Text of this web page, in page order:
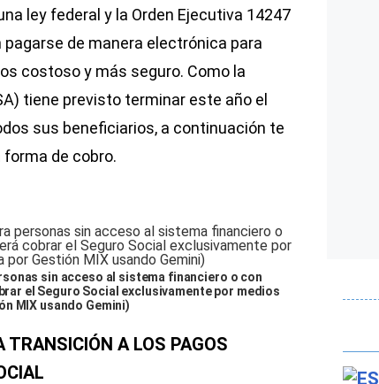
ley federal y la Orden Ejecutiva 14247
de manera electrónica para
costoso y más seguro. Como la
tiene previsto terminar este año el
sus beneficiarios, a continuación te
de cobro.
sin acceso al sistema financiero o con
el Seguro Social exclusivamente por medios
MIX usando Gemini)
TRANSICIÓN A LOS PAGOS